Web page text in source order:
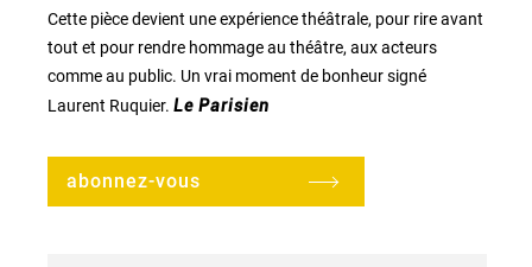
Cette pièce devient une expérience théâtrale, pour rire avant
tout et pour rendre hommage au théâtre, aux acteurs
comme au public. Un vrai moment de bonheur signé
Laurent Ruquier. Le Parisien
abonnez-vous